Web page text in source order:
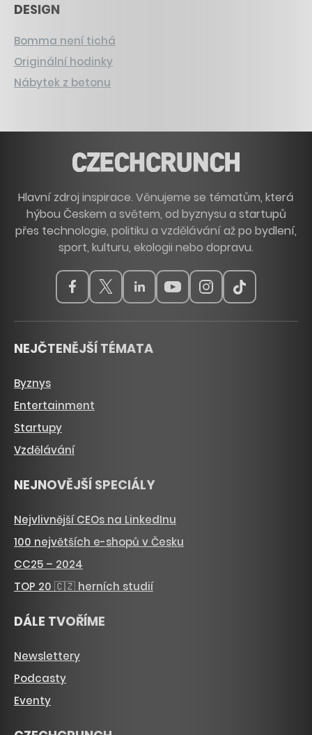
DESIGN
Bomma není tichá
Originální hodinky
Nábytek z betonu
Hlavní zdroj inspirace. Věnujeme se tématům, která
hýbou Českem a světem, od byznysu a startupů
přes technologie, politiku a vzdělávání až po bydlení,
sport, kulturu, ekologii nebo dopravu.
NEJČTENĚJŠÍ TÉMATA
Byznys
Entertainment
Startupy
Vzdělávání
NEJNOVĚJŠÍ SPECIÁLY
Nejvlivnější CEOs na LinkedInu
100 největších e-shopů v Česku
CC25 – 2024
TOP 20 🇨🇿 herních studií
DÁLE TVOŘÍME
Newslettery
Podcasty
Eventy